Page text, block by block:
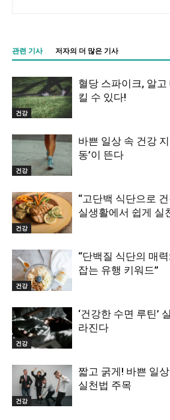
관련 기사 저자의 더 많은 기사
건강
혈당 스파이크, 알
킬 수 있다!
건강
바쁜 일상 속 건강
동’이 뜬다
건강
“고단백 식단으로
실생활에서 쉽게 실
건강
“단백질 식단의 매
잡는 유행 키워드”
건강
‘건강한 수면 루틴’
라진다
건강
짧고 굵게! 바쁜 일
실천법 주목